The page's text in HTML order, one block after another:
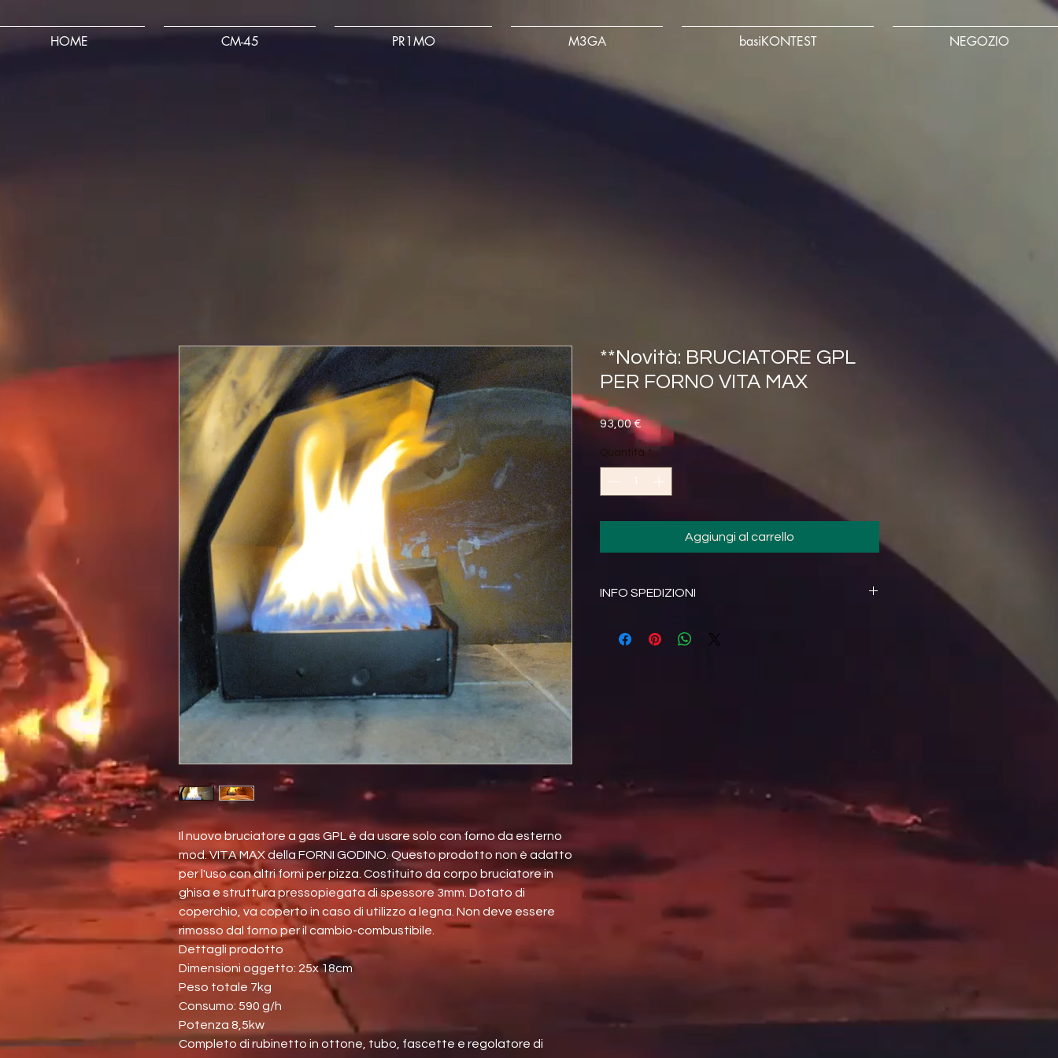
HOME CM-45 PR1MO M3GA basiKONTEST NEGOZIO
Il nuovo bruciatore a gas GPL è da usare solo con forno da esterno
mod. VITA MAX della FORNI GODINO. Questo prodotto non è adatto
per l'uso con altri forni per pizza. Costituito da corpo bruciatore in
ghisa e struttura pressopiegata di spessore 3mm. Dotato di
coperchio, va coperto in caso di utilizzo a legna. Non deve essere
rimosso dal forno per il cambio-combustibile.
Dettagli prodotto
Dimensioni oggetto: 25x 18cm
Peso totale 7kg
Consumo: 590 g/h
Potenza 8,5kw
Completo di rubinetto in ottone, tubo, fascette e regolatore di
**Novità: BRUCIATORE GPL
PER FORNO VITA MAX
93,00 €Prezzo
Quantità *
Aggiungi al carrello
INFO SPEDIZIONI
espresso BRT. Servizio di consegna su appuntamento